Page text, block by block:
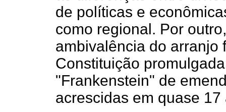
de políticas e
como regional. Por
ambivalência do arranjo
Constituição
"Frankenstein" de
acrescidas em quase 17